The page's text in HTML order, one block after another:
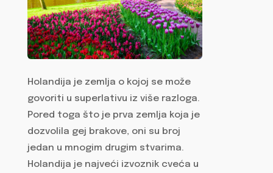
Holandija je zemlja o kojoj se može
govoriti u superlativu iz više razloga.
Pored toga što je prva zemlja koja je
dozvolila gej brakove, oni su broj
jedan u mnogim drugim stvarima.
Holandija je najveći izvoznik cveća u